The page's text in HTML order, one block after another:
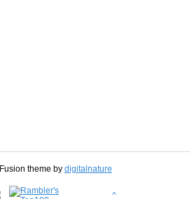
Fusion theme by digitalnature
^